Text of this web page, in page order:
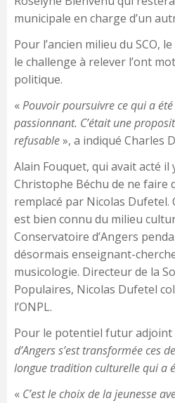
municipale en charge d’un
Pour l’ancien milieu du SCO,
le challenge à relever l’ont
politique.
«Pouvoir poursuivre ce qui a
passionnant. C’était une
refusable», a indiqué Charles
Alain Fouquet, qui avait acté il
Christophe Béchu de ne faire
remplacé par Nicolas Dufetel.
est bien connu du milieu
Conservatoire d’Angers
désormais enseignant-
musicologie. Directeur de la
Populaires, Nicolas Dufetel
l’ONPL.
Pour le potentiel futur adjoint
d’Angers s’est transformée ces
longue tradition culturelle qui a
« C’est le choix de la jeunesse